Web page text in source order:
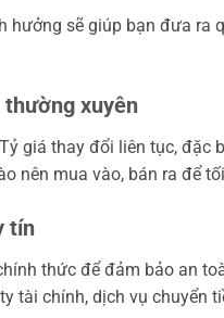
hưởng sẽ giúp bạn đưa
thường xuyên
giá thay đổi liên tục, đặc
nên mua vào, bán ra để
tín
thức để đảm bảo an
tài chính, dịch vụ chuyển